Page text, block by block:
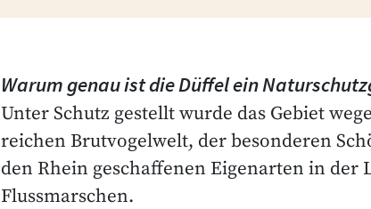
Warum genau ist die Düffel ein
Unter Schutz gestellt wurde das Gebiet
reichen Brutvogelwelt, der besonderen
den Rhein geschaffenen Eigenarten in
Flussmarschen.